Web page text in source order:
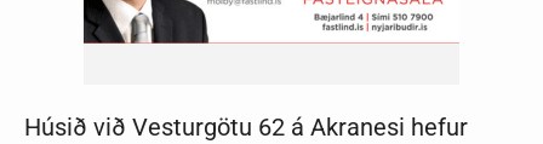
Húsið við Vesturgötu 62 á Akranesi hefur